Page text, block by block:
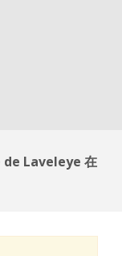
de Laveleye 在